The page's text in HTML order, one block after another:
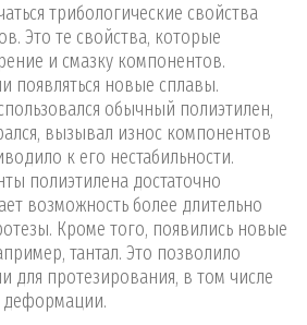
трибологические свойства
Это те свойства, которые
и смазку компонентов.
появляться новые сплавы.
обычный полиэтилен,
вызывал износ компонентов
к его нестабильности.
полиэтилена достаточно
возможность более длительно
Кроме того, появились новые
тантал. Это позволило
для протезирования, в том числе
деформации.